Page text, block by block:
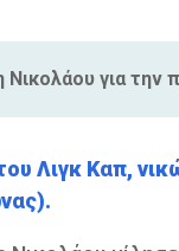
για την
Λιγκ Καπ,